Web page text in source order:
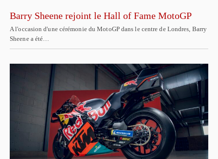
Barry Sheene rejoint le Hall of Fame MotoGP
A l'occasion d'une cérémonie du MotoGP dans le centre de Londres, Barry
Sheene a été…